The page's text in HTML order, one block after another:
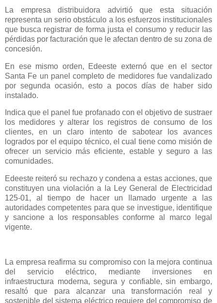
La empresa distribuidora advirtió que esta situación
representa un serio obstáculo a los esfuerzos institucionales
que busca registrar de forma justa el consumo y reducir las
pérdidas por facturación que le afectan dentro de su zona de
concesión.
En ese mismo orden, Edeeste externó que en el sector
Santa Fe un panel completo de medidores fue vandalizado
por segunda ocasión, esto a pocos días de haber sido
instalado.
Indica que el panel fue profanado con el objetivo de sustraer
los medidores y alterar los registros de consumo de los
clientes, en un claro intento de sabotear los avances
logrados por el equipo técnico, el cual tiene como misión de
ofrecer un servicio más eficiente, estable y seguro a las
comunidades.
Edeeste reiteró su rechazo y condena a estas acciones, que
constituyen una violación a la Ley General de Electricidad
125-01, al tiempo de hacer un llamado urgente a las
autoridades competentes para que se investigue, identifique
y sancione a los responsables conforme al marco legal
vigente.
La empresa reafirma su compromiso con la mejora continua
del servicio eléctrico, mediante inversiones en
infraestructura moderna, segura y confiable, sin embargo,
resaltó que para alcanzar una transformación real y
sostenible del sistema eléctrico requiere del compromiso de